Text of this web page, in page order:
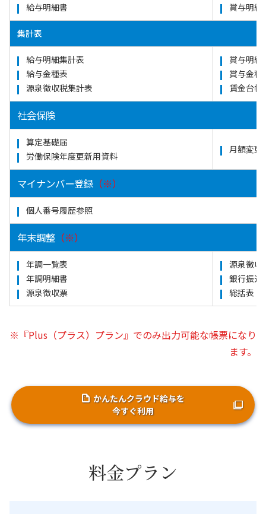
給与明細書 賞与明細
集計表
給与明細集計表
給与金種表
源泉徴収税集計表
賞与明細
賞与金種
賃金台帳
社会保険
算定基礎届
労働保険年度更新用資料
月額変更
マイナンバー登録 （※）
個人番号履歴参照
年末調整 （※）
年調一覧表
年調明細書
源泉徴収票
源泉徴収
銀行振込
総括表
※『Plus（プラス）プラン』でのみ出力可能な帳票になり
ます。
かんたんクラウド給与を
今すぐ利用
料金プラン